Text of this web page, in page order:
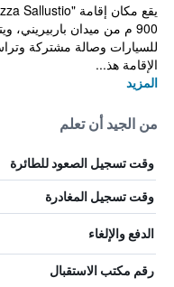
900 م من ميدان
للسيارات وصالة مشتركة
الإقامة هذ...
المزيد
من الجيد أن تعلم
وقت تسجيل الصعود للطائرة
وقت تسجيل المغادرة
الدفع والإلغاء
رقم مكتب الاستقبال